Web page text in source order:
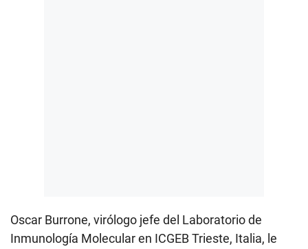
Oscar Burrone, virólogo jefe del Laboratorio de
Inmunología Molecular en ICGEB Trieste, Italia, le